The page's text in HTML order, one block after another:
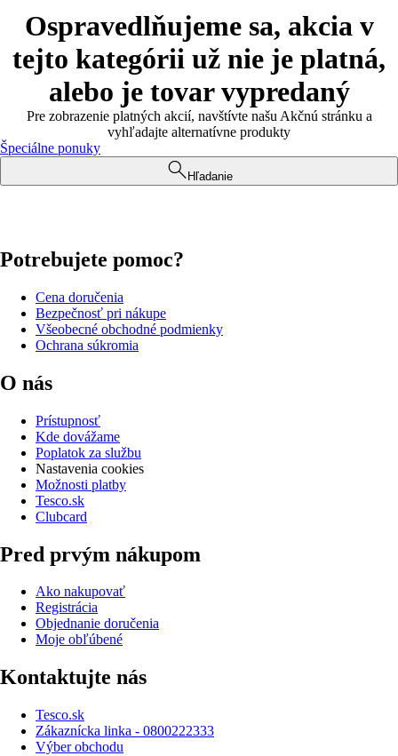
Ospravedlňujeme sa, akcia v
tejto kategórii už nie je platná,
alebo je tovar vypredaný
Pre zobrazenie platných akcií, navštívte našu Akčnú stránku a
vyhľadajte alternatívne produkty
Špeciálne ponuky
Hľadanie
Potrebujete pomoc?
Cena doručenia
Bezpečnosť pri nákupe
Všeobecné obchodné podmienky
Ochrana súkromia
O nás
Prístupnosť
Kde dovážame
Poplatok za službu
Nastavenia cookies
Možnosti platby
Tesco.sk
Clubcard
Pred prvým nákupom
Ako nakupovať
Registrácia
Objednanie doručenia
Moje obľúbené
Kontaktujte nás
Tesco.sk
Zákaznícka linka - 0800222333
Výber obchodu